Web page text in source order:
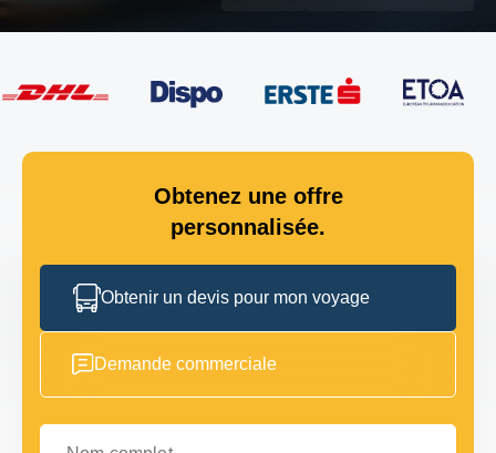
Obtenez une offre
personnalisée.
Obtenir un devis pour mon voyage
Demande commerciale
Nom complet